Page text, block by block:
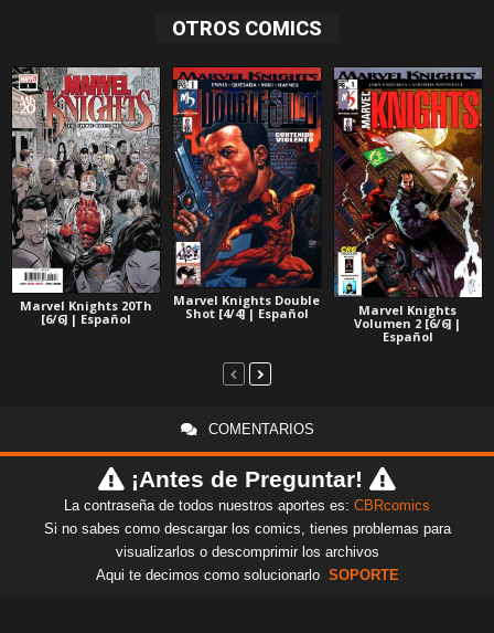
OTROS COMICS
Marvel Knights 20Th
[6/6] | Español
Marvel Knights Double
Shot [4/4] | Español
Marvel Knights
Volumen 2 [6/6] |
Español
COMENTARIOS
¡Antes de Preguntar!
La contraseña de todos nuestros aportes es: CBRcomics
Si no sabes como descargar los comics, tienes problemas para
visualizarlos o descomprimir los archivos
Aqui te decimos como solucionarlo SOPORTE